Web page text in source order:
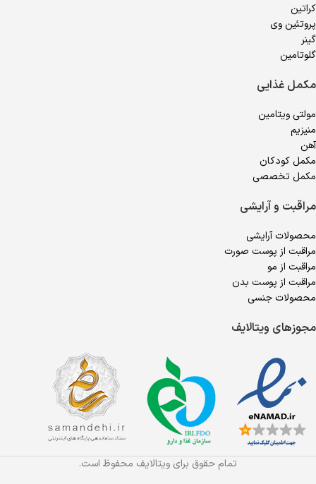
کراتین
پروتئین وی
گینر
گلوتامین
مکمل غذایی
مولتی ویتامین
منیزیم
آهن
مکمل کودکان
مکمل تخصصی
مراقبت و آرایشی
محصولات آرایشی
مراقبت از پوست صورت
مراقبت از مو
مراقبت از پوست بدن
محصولات جنسی
مجوزهای ویتالایف
تمام حقوق برای ویتالایف محفوظ است.